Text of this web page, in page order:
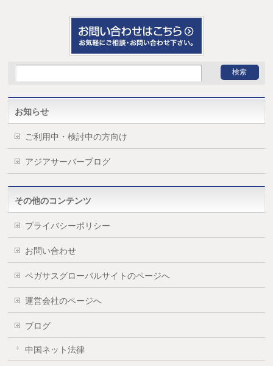
お知らせ
ご利用中・検討中の方向け
アジアサーバーブログ
その他のコンテンツ
プライバシーポリシー
お問い合わせ
ペガサスグローバルサイトのページへ
運営会社のページへ
ブログ
中国ネット法律